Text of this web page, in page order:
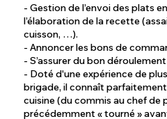
- Gestion de l’envoi des plats
l’élaboration de la recette
cuisson, …).
- Annoncer les bons de
- S’assurer du bon
- Doté d'une expérience de
brigade, il connaît
cuisine (du commis au chef de
précédemment « tourné »